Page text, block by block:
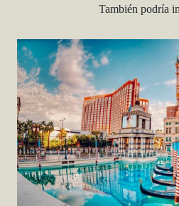
También podría